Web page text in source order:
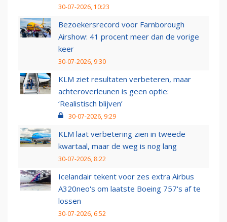
30-07-2026, 10:23
Bezoekersrecord voor Farnborough
Airshow: 41 procent meer dan de vorige
keer
30-07-2026, 9:30
KLM ziet resultaten verbeteren, maar
achteroverleunen is geen optie:
‘Realistisch blijven’
30-07-2026, 9:29
KLM laat verbetering zien in tweede
kwartaal, maar de weg is nog lang
30-07-2026, 8:22
Icelandair tekent voor zes extra Airbus
A320neo's om laatste Boeing 757's af te
lossen
30-07-2026, 6:52